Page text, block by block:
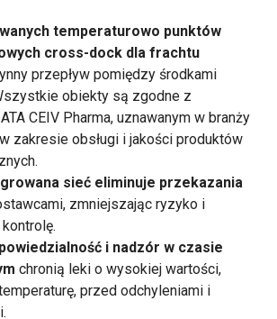
temperaturowo punktów
cross-dock dla frachtu
przepływ pomiędzy środkami
obiekty są zgodne z
CEIV Pharma, uznawanym w branży
zakresie obsługi i jakości produktów
sieć eliminuje przekazania
zmniejszając ryzyko i
i nadzór w czasie
chronią leki o wysokiej wartości,
przed odchyleniami i